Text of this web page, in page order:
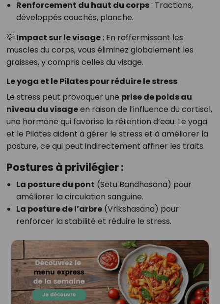
Renforcement du haut du corps: Tractions,
développés couchés, planche.
💡 Impact sur le visage: En raffermissant les
muscles du corps, vous éliminez globalement les
graisses, y compris celles du visage.
Le yoga et le Pilates pour réduire le stress
Le stress peut provoquer une prise de poids au
niveau du visageen raison de l’influence du cortisol,
une hormone qui favorise la rétention d’eau. Le yoga
et le Pilates aident à gérer le stress et à améliorer la
posture, ce qui peut indirectement affiner les traits.
Postures à privilégier :
La posture du pont (Setu Bandhasana) pour
améliorer la circulation sanguine.
La posture de l’arbre(Vrikshasana) pour
renforcer la stabilité et réduire le stress.